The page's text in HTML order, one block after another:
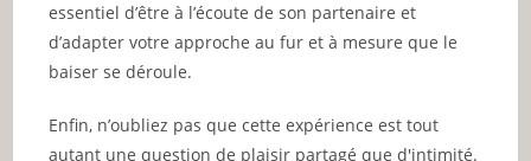
essentiel d’être à l’écoute de son partenaire et
d’adapter votre approche au fur et à mesure que le
baiser se déroule.
Enfin, n’oubliez pas que cette expérience est tout
autant une question de plaisir partagé que d'intimité.